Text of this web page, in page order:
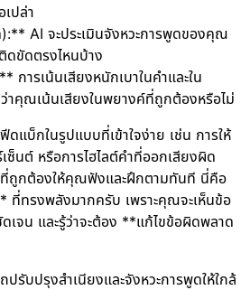
ปล่า
AI จะประเมินจังหวะการพูดของคุณ
ดขัดตรงไหนบ้าง
ารเน้นเสียงหนักเบาในคำและใน
าคุณเน้นเสียงในพยางค์ที่ถูกต้องหรือไม่
แบ็กในรูปแบบที่เข้าใจง่าย เช่น การให้
ซ็นต์ หรือการไฮไลต์คำที่ออกเสียงผิด
ถูกต้องให้คุณฟังและฝึกตามทันที นี่คือ
ที่ทรงพลังมากครับ เพราะคุณจะเห็นข้อ
เจน และรู้ว่าจะต้อง **แก้ไขข้อผิดพลาด
รับปรุงสำเนียงและจังหวะการพูดให้ใกล้